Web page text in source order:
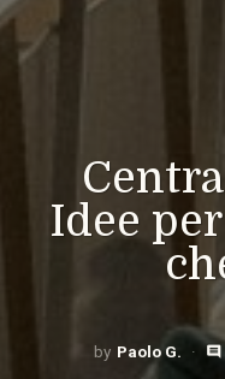
Idee
Paolo G. comment